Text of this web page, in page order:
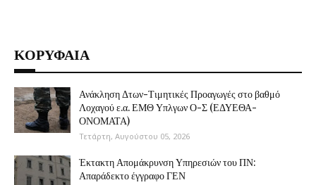
ΚΟΡΥΦΑΙΑ
Ανάκληση Δτων-Τιμητικές Προαγωγές στο βαθμό
Λοχαγού ε.α. ΕΜΘ Υπλγων Ο-Σ (ΕΔΥΕΘΑ-
ΟΝΟΜΑΤΑ)
Τετάρτη, Αυγούστου 05, 2026
Έκτακτη Απομάκρυνση Υπηρεσιών του ΠΝ:
Απαράδεκτο έγγραφο ΓΕΝ